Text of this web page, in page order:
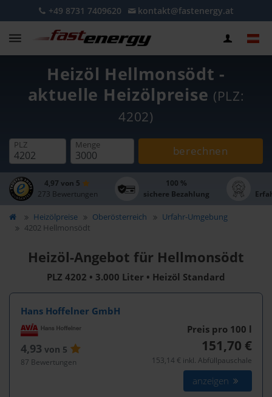
+49 8731 7409620 kontakt@fastenergy.at
Heizöl Hellmonsödt -
aktuelle Heizölpreise (PLZ:
4202)
PLZ Menge berechnen
4,97 von 5
273 Bewertungen
100 %
sichere Bezahlung
Heizölpreise Oberösterreich
Urfahr-Umgebung
4202 Hellmonsödt
Heizöl-Angebot für Hellmonsödt
PLZ 4202 • 3.000 Liter • Heizöl Standard
Hans Hoffelner GmbH
4,93 von 5
87 Bewertungen
Preis pro 100 l
151,70 €
153,14 € inkl. Abfüllpauschale
anzeigen